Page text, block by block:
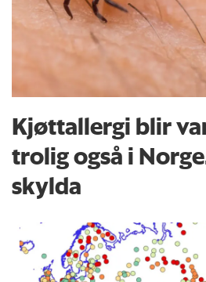
Kjøttallergi blir
trolig også i
skylda